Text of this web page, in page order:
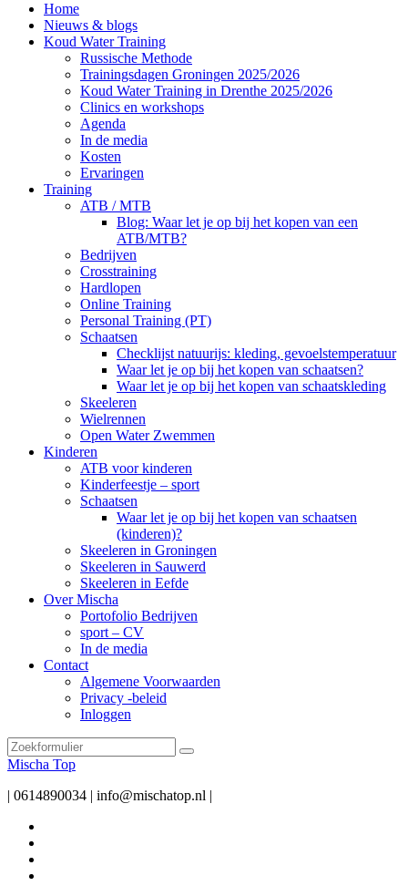
Home
Nieuws & blogs
Koud Water Training
Russische Methode
Trainingsdagen Groningen 2025/2026
Koud Water Training in Drenthe 2025/2026
Clinics en workshops
Agenda
In de media
Kosten
Ervaringen
Training
ATB / MTB
Blog: Waar let je op bij het kopen van een
ATB/MTB?
Bedrijven
Crosstraining
Hardlopen
Online Training
Personal Training (PT)
Schaatsen
Checklijst natuurijs: kleding, gevoelstemperatuur
Waar let je op bij het kopen van schaatsen?
Waar let je op bij het kopen van schaatskleding
Skeeleren
Wielrennen
Open Water Zwemmen
Kinderen
ATB voor kinderen
Kinderfeestje – sport
Schaatsen
Waar let je op bij het kopen van schaatsen
(kinderen)?
Skeeleren in Groningen
Skeeleren in Sauwerd
Skeeleren in Eefde
Over Mischa
Portofolio Bedrijven
sport – CV
In de media
Contact
Algemene Voorwaarden
Privacy -beleid
Inloggen
Zoeken
Mischa Top
| 0614890034 | info@mischatop.nl |